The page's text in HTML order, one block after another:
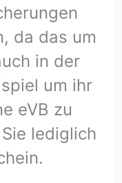
da das um
in der
um ihr
eVB zu
lediglich